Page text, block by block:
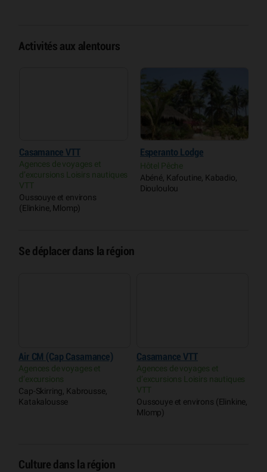
Activités aux alentours
Casamance VTT
Agences de voyages et
d’excursions Loisirs nautiques
VTT
Oussouye et environs
(Elinkine, Mlomp)
Esperanto Lodge
Hôtel Pêche
Abéné, Kafoutine, Kabadio,
Diouloulou
Se déplacer dans la région
Air CM (Cap Casamance)
Agences de voyages et
d’excursions
Cap-Skirring, Kabrousse,
Katakalousse
Casamance VTT
Agences de voyages et
d’excursions Loisirs nautiques
VTT
Oussouye et environs (Elinkine,
Mlomp)
Culture dans la région